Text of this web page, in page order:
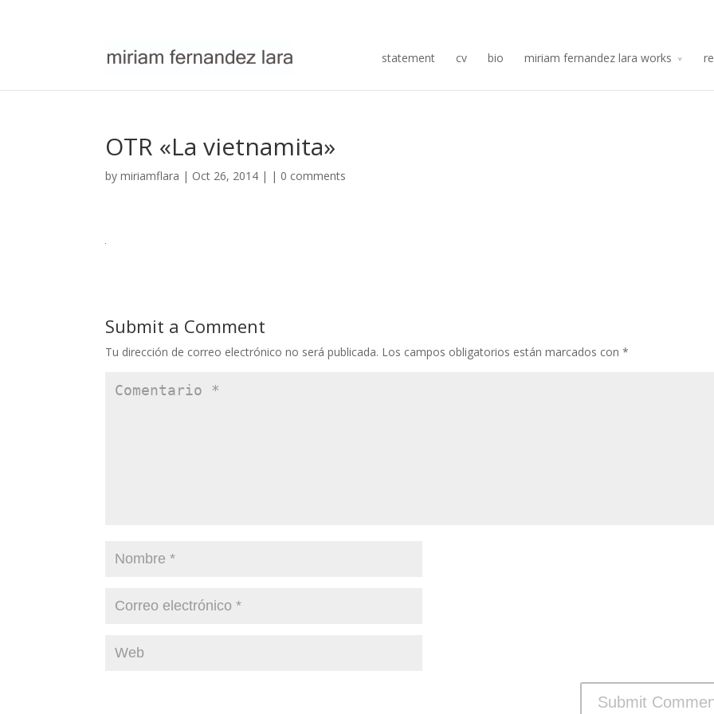
statement cv bio miriam fernandez lara works
OTR «La vietnamita»
by miriamflara | Oct 26, 2014 | | 0 comments
Submit a Comment
Tu dirección de correo electrónico no será publicada. Los campos obligatorios están marcados con *